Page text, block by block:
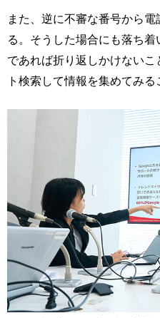
また、逆に不審な番号から
る。そうした場合にも落ち
であれば折り返しかけない
ト検索して情報を集めてみる